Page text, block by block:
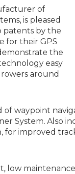
of
is pleased
patents by the
for their GPS
the
easy
around
waypoint
System. Also
improved
maintenance